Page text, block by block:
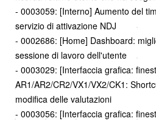
- 0003059: [Interno] Aumento del
servizio di attivazione NDJ
- 0002686: [Home] Dashboard:
sessione di lavoro dell'utente
- 0003029: [Interfaccia grafica:
AR1/AR2/CR2/VX1/VX2/CK1:
modifica delle valutazioni
- 0003056: [Interfaccia grafica: